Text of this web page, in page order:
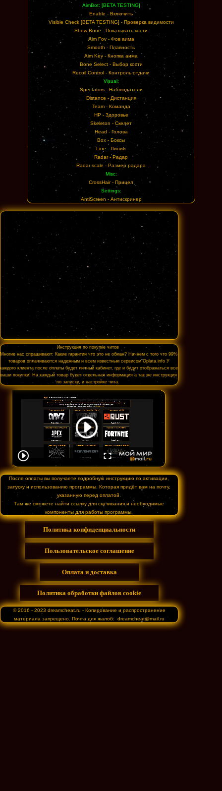
AimBot: [BETA TESTING]
Enable - Включить
Visible Check [BETA TESTING] - Проверка видимости
Show Bone - Показывать кости
Aim Fov - Фов аима
Smooth - Плавность
Aim Key - Кнопка аима
Bone Select - Выбор кости
Recoil Control - Контроль отдачи
Visual:
Spectators - Наблюдатели
Distance - Дистанция
Team - Команда
HP - Здоровье
Skeleton - Скелет
Head - Голова
Box - Боксы
Line - Линии
Radar - Радар
Radar scale - Размер радара
Misc:
CrossHair - Прицел
Settings:
AntiScreen - Антискринер
© 2016 - 2023 dreamcheat.ru - Копирование и распространение
материала запрещено. Почта для жалоб: dreamcheat@mail.ru
Инструкция по покупке читов
Многие нас спрашивают: Какие гарантии что это не обман? Начнем с того что 99%
товаров оплачиваются надежным и всем известным сервисом Oplata.info У
каждого клиента после оплаты будет личный кабинет, где и будут отображаться все
ваши покупки! На каждый товар будет отдельная информация а так же инструкция
по запуску, и настройке чита.
После оплаты вы получаете подробную инструкцию по активации,
запуску и использованию программы. Которая придёт вам на почту,
указанную перед оплатой.
Там же сможете найти ссылку для скачивания и необходимые
компоненты для работы программы.
Политика конфиденциальности
Пользовательское соглашение
Политика обработки файлов cookie
Оплата и доставка